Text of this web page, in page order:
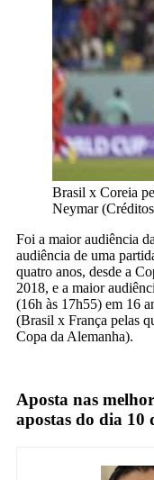
Brasil x Coreia
Neymar
Foi a maior audiência
audiência de uma
quatro anos, desde a
2018, e a maior
(16h às 17h55) em 16
(Brasil x França pelas
Copa da Alemanha).
Aposta nas
apostas do dia 10